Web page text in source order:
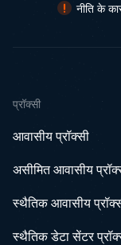
नीति के
प्रॉक्सी
आवासीय प्रॉक्सी
असीमित आवासीय
स्थैतिक आवासीय
स्थैतिक डेटा सेंटर